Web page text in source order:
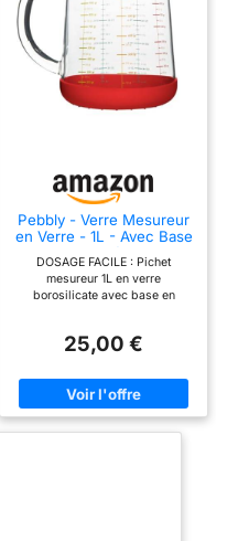
Pebbly - Verre Mesureur
en Verre - 1L - Avec Base
Bec Verseur - 4 Mesures
de Liquides (ml, cl, dl, L)
Facilite les Conversions -
DOSAGE FACILE : Pichet
mesureur 1L en verre
borosilicate avec base en
graduations colorées
25,00 €